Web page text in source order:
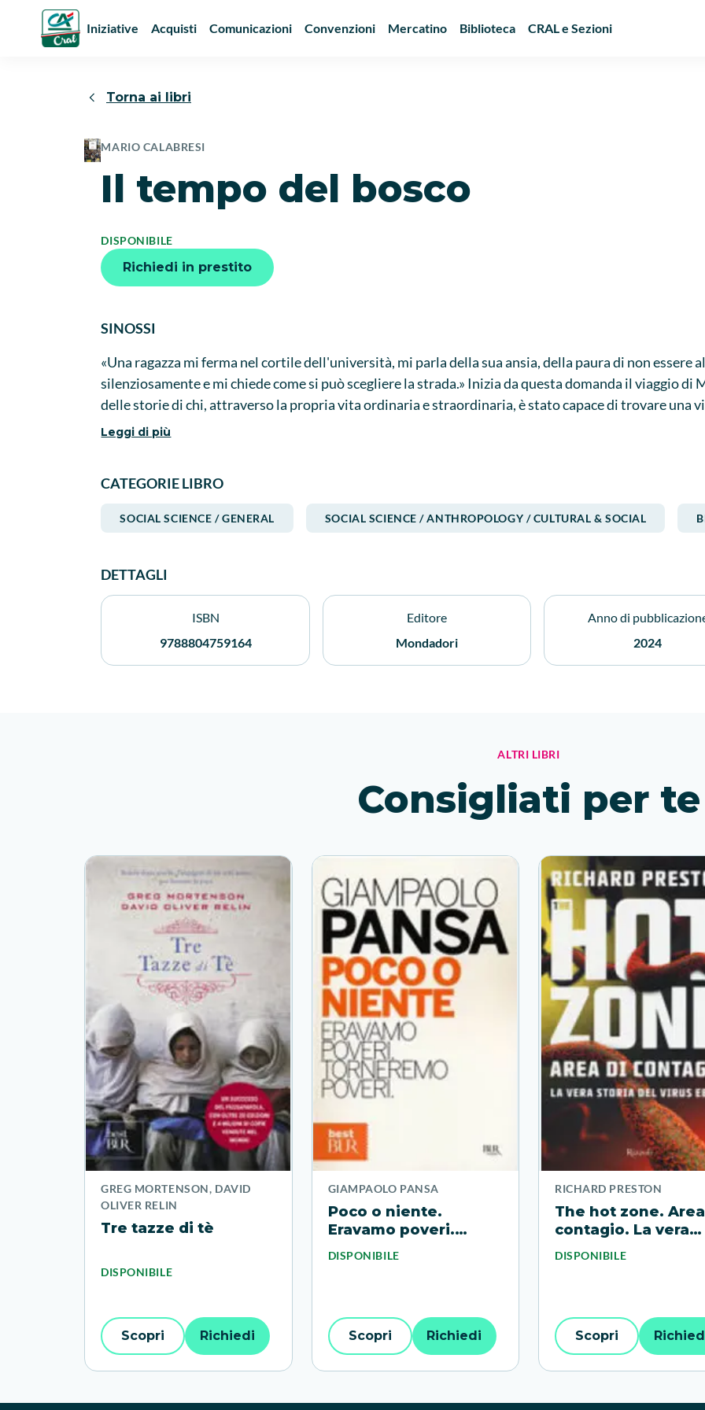
Iniziative Acquisti Comunicazioni Convenzioni Mercatino Biblioteca CRAL e Sezioni
Torna ai libri
MARIO CALABRESI
Il tempo del bosco
DISPONIBILE
Richiedi in prestito
SINOSSI
«Una ragazza mi ferma nel cortile dell'università, mi parla della sua ansia, della paura di non essere
silenziosamente e mi chiede come si può scegliere la strada.» Inizia da questa domanda il viaggio
delle storie di chi, attraverso la propria vita ordinaria e straordinaria, è stato capace di trovare una
un ingegnere che raccoglie i suoni più antichi della natura per trasmetterli alle generazioni future,
stesso ma si mescoli con il passato e ci parli di futuro, e di un'età in cui «essere grati è il primo passo
Una testimonianza preziosa, che ci fa riflettere su quanto abbiamo ancora bisogno di recuperare
esistono attesa e noia, e tornare a rimettere al centro delle nostre giornate le cose importanti e
che forse sono quelli di tutti noi.
Leggi di più
CATEGORIE LIBRO
SOCIAL SCIENCE / GENERAL SOCIAL SCIENCE / ANTHROPOLOGY / CULTURAL & SOCIAL
DETTAGLI
ISBN
9788804759164
Editore
Mondadori
Anno di
2024
ALTRI LIBRI
Consigliati per te
GREG MORTENSON, DAVID
OLIVER RELIN
Tre tazze di tè
DISPONIBILE
Scopri Richiedi
GIAMPAOLO PANSA
Poco o niente.
Eravamo poveri.
Torneremo poveri
DISPONIBILE
Scopri Richiedi
RICHARD PRESTON
The hot zone.
contagio. La vera
storia del virus
DISPONIBILE
Scopri